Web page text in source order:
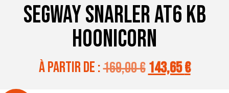
SEGWAY SNARLER AT6 KB
HOONICORN
à partir de :169,00€ 143,65€